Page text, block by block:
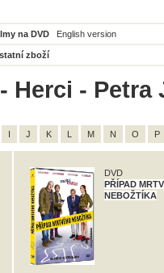
na DVD English version
zboží
Herci -
I J K L M N O P
DVD
PŘÍPAD
NEBOŽTÍKA